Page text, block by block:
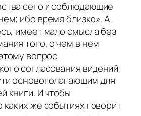
сего и соблюдающие
ибо время близко». А
имеет мало смысла без
того, о чем в нем
вопрос
согласования видений
основополагающим для
книги. И чтобы
каких же событиях говорит